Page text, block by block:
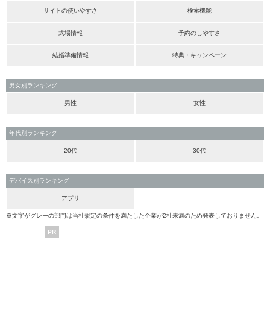
サイトの使いやすさ 検索機能
式場情報 予約のしやすさ
結婚準備情報 特典・キャンペーン
男女別ランキング
男性 女性
年代別ランキング
20代 30代
デバイス別ランキング
アプリ
※文字がグレーの部門は当社規定の条件を満たした企業が2社未満のため発表しておりません。
PR